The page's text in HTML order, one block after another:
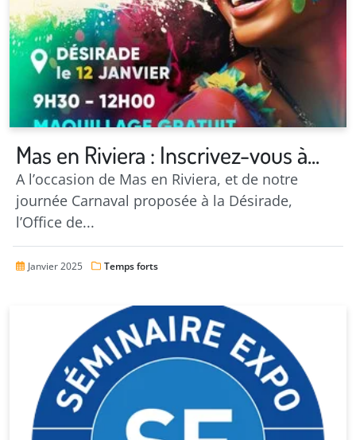
Mas en Riviera : Inscrivez-vous à...
A l’occasion de Mas en Riviera, et de notre
journée Carnaval proposée à la Désirade,
l’Office de...
Janvier 2025 Temps forts